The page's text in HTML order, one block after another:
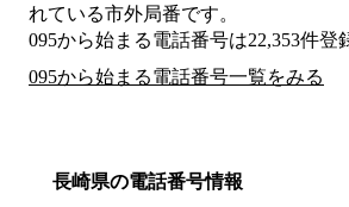
れている市外局番です。
095から始まる電話番号は22,353件登
095から始まる電話番号一覧をみる
長崎県の電話番号情報